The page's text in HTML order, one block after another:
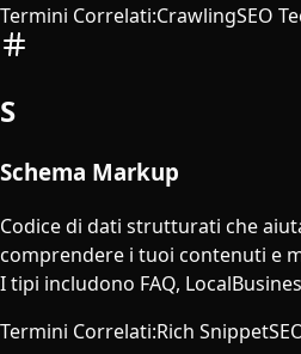
Termini Correlati:CrawlingSEO
S
Schema Markup
Codice di dati strutturati che
comprendere i tuoi contenuti e
I tipi includono FAQ,
Termini Correlati:Rich Snippet